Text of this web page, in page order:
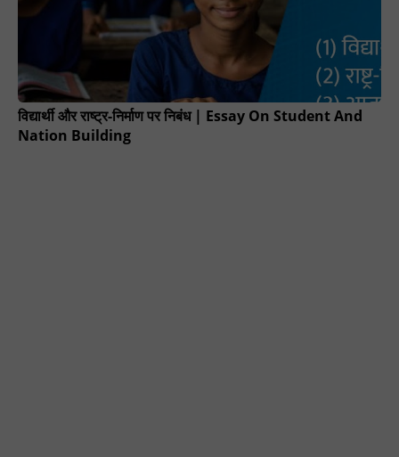
विद्यार्थी और राष्ट्र-निर्माण पर निबंध | Essay On Student And
Nation Building